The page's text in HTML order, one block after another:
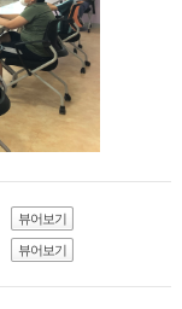
뷰어보기
뷰어보기